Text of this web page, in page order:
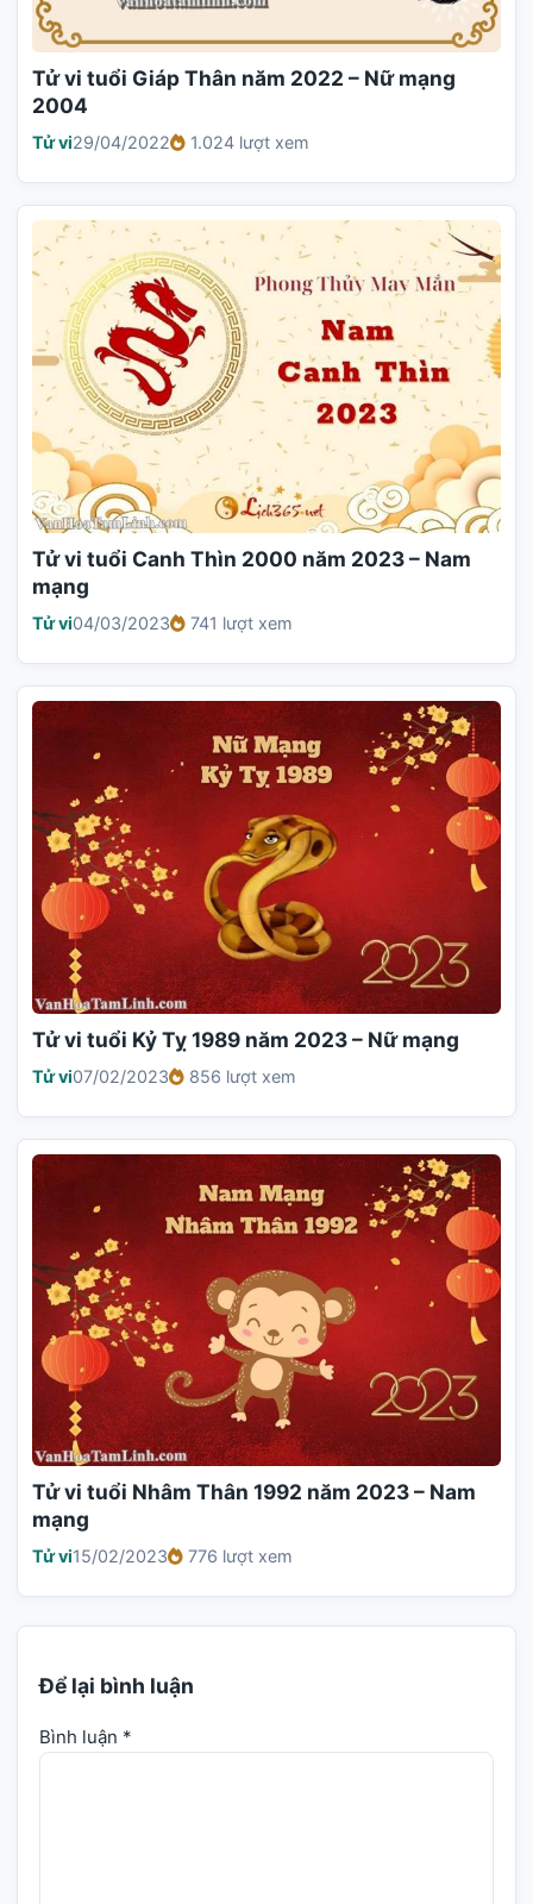
Tử vi tuổi Giáp Thân năm 2022 – Nữ mạng
2004
Tử vi29/04/2022 1.024 lượt xem
Tử vi tuổi Canh Thìn 2000 năm 2023 – Nam
mạng
Tử vi04/03/2023 741 lượt xem
Tử vi tuổi Kỷ Tỵ 1989 năm 2023 – Nữ mạng
Tử vi07/02/2023 856 lượt xem
Tử vi tuổi Nhâm Thân 1992 năm 2023 – Nam
mạng
Tử vi15/02/2023 776 lượt xem
Để lại bình luận
Bình luận *